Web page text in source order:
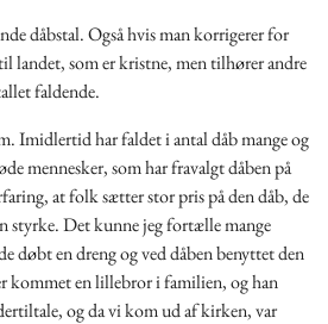
dåbstal. Også hvis man korrigerer for
landet, som er kristne, men tilhører andre
faldende.
Imidlertid har faldet i antal dåb mange og
mennesker, som har fravalgt dåben på
at folk sætter stor pris på den dåb, de
styrke. Det kunne jeg fortælle mange
døbt en dreng og ved dåben benyttet den
kommet en lillebror i familien, og han
og da vi kom ud af kirken, var